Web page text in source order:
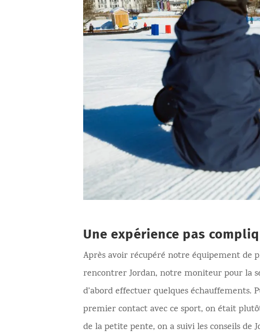
Une expérience pas
Après avoir récupéré notre équipement de
rencontrer Jordan, notre moniteur pour la
d’abord effectuer quelques échauffements.
premier contact avec ce sport, on était
de la petite pente, on a suivi les conseils de